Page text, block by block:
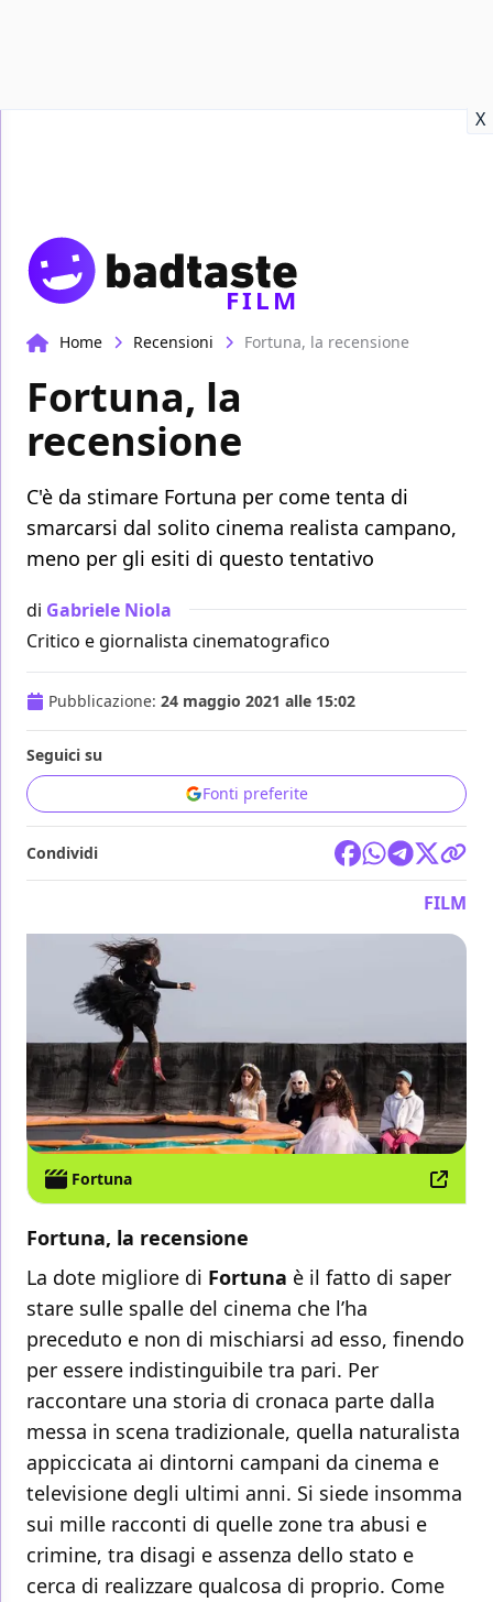
X
FILM
Home Recensioni Fortuna, la recensione
Fortuna, la
recensione
C'è da stimare Fortuna per come tenta di
smarcarsi dal solito cinema realista campano,
meno per gli esiti di questo tentativo
di Gabriele Niola
Critico e giornalista cinematografico
Pubblicazione: 24 maggio 2021 alle 15:02
Seguici su
Fonti preferite
Condividi
FILM
Fortuna
Fortuna, la recensione
La dote migliore di Fortuna è il fatto di saper
stare sulle spalle del cinema che l’ha
preceduto e non di mischiarsi ad esso, finendo
per essere indistinguibile tra pari. Per
raccontare una storia di cronaca parte dalla
messa in scena tradizionale, quella naturalista
appiccicata ai dintorni campani da cinema e
televisione degli ultimi anni. Si siede insomma
sui mille racconti di quelle zone tra abusi e
crimine, tra disagi e assenza dello stato e
cerca di realizzare qualcosa di proprio. Come